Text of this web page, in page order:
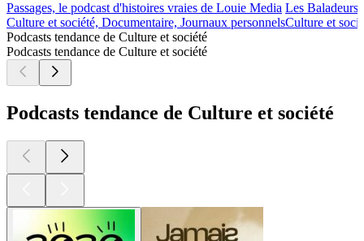
Passages, le podcast d'histoires vraies de Louie Media
Culture et société, Documentaire, Journaux personnels
Les Baladeurs
Culture et
Podcasts tendance de Culture et société
Podcasts tendance de Culture et société
Podcasts tendance de Culture et société